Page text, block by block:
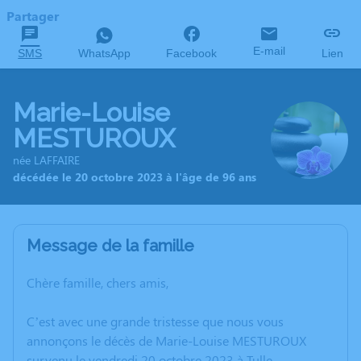
Partager
SMS WhatsApp Facebook E-mail Lien
Marie-Louise
MESTUROUX
née LAFFAIRE
décédée le 20 octobre 2023 à l'âge de 96 ans
Message de la famille
Chère famille, chers amis,
C’est avec une grande tristesse que nous vous
annonçons le décès de Marie-Louise MESTUROUX